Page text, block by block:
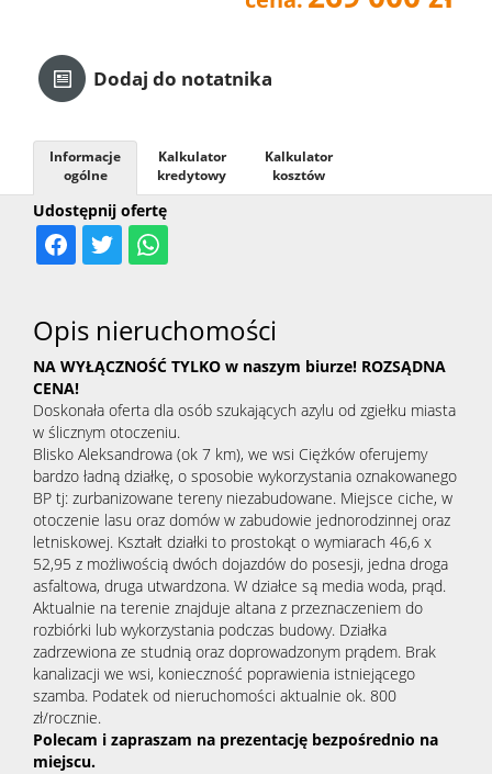
Dodaj do notatnika
Udostępnij ofertę
Informacje
ogólne
Kalkulator
kredytowy
Kalkulator
kosztów
Opis nieruchomości
NA WYŁĄCZNOŚĆ TYLKO w naszym biurze! ROZSĄDNA
CENA!
Doskonała oferta dla osób szukających azylu od zgiełku miasta
w ślicznym otoczeniu.
Blisko Aleksandrowa (ok 7 km), we wsi Ciężków oferujemy
bardzo ładną działkę, o sposobie wykorzystania oznakowanego
BP tj: zurbanizowane tereny niezabudowane. Miejsce ciche, w
otoczenie lasu oraz domów w zabudowie jednorodzinnej oraz
letniskowej. Kształt działki to prostokąt o wymiarach 46,6 x
52,95 z możliwością dwóch dojazdów do posesji, jedna droga
asfaltowa, druga utwardzona. W działce są media woda, prąd.
Aktualnie na terenie znajduje altana z przeznaczeniem do
rozbiórki lub wykorzystania podczas budowy. Działka
zadrzewiona ze studnią oraz doprowadzonym prądem. Brak
kanalizacji we wsi, konieczność poprawienia istniejącego
szamba. Podatek od nieruchomości aktualnie ok. 800
zł/rocznie.
Polecam i zapraszam na prezentację bezpośrednio na
miejscu.